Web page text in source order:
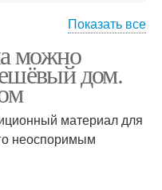
Каркасный дом
Показать все
можно
дом.
материал для
неоспоримым